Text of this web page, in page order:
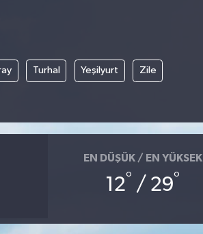
Turhal Yeşilyurt Zile
EN DÜŞÜK / EN YÜKSEK
12° / 29°